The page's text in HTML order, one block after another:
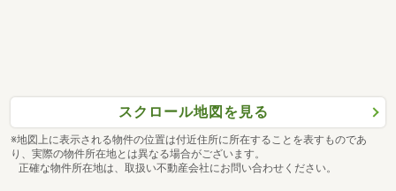
スクロール地図を見る
※地図上に表示される物件の位置は付近住所に所在することを表すものであ
り、実際の物件所在地とは異なる場合がございます。
正確な物件所在地は、取扱い不動産会社にお問い合わせください。